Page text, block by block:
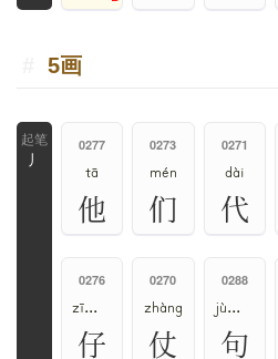
5画
丿
0277
tā
他
0273
mén
们
0271
dài
代
0276
zī、zǐ、zǎi
仔
0270
zhàng
仗
0288
jù、gōu
句